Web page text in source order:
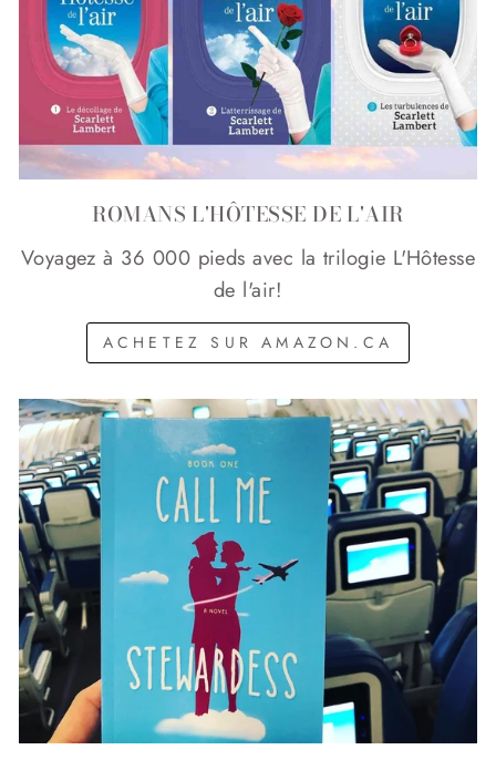
ROMANS L'HÔTESSE DE L'AIR
Voyagez à 36 000 pieds avec la trilogie L'Hôtesse
de l'air!
ACHETEZ SUR AMAZON.CA